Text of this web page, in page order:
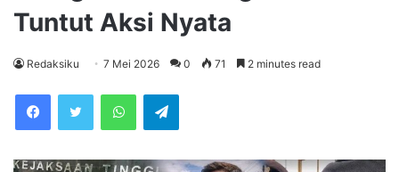
Tuntut Aksi Nyata
Redaksiku 7 Mei 2026 0 71 2 minutes read
WhatsAppTelegram